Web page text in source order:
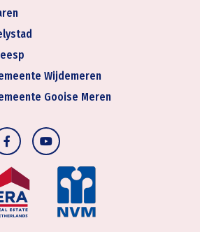
Wijdemeren
Gooise Meren